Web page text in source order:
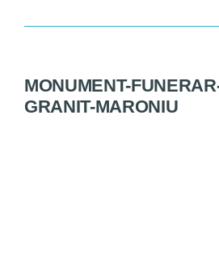
MONUMENT-
GRANIT-MARONIU